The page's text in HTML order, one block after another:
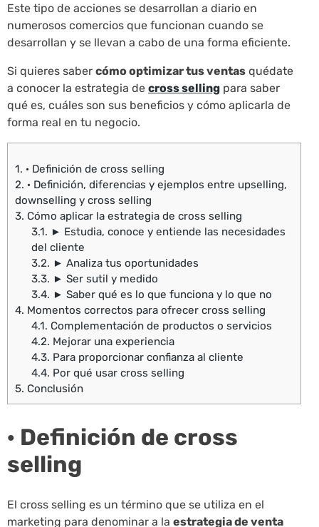
Este tipo de acciones se desarrollan a diario en
numerosos comercios que funcionan cuando se
desarrollan y se llevan a cabo de una forma eficiente.
Si quieres saber cómo optimizar tus ventas quédate
a conocer la estrategia de cross selling para saber
qué es, cuáles son sus beneficios y cómo aplicarla de
forma real en tu negocio.
1. · Definición de cross selling
2. · Definición, diferencias y ejemplos entre upselling,
downselling y cross selling
3. Cómo aplicar la estrategia de cross selling
3.1. ► Estudia, conoce y entiende las necesidades
del cliente
3.2. ► Analiza tus oportunidades
3.3. ► Ser sutil y medido
3.4. ► Saber qué es lo que funciona y lo que no
4. Momentos correctos para ofrecer cross selling
4.1. Complementación de productos o servicios
4.2. Mejorar una experiencia
4.3. Para proporcionar confianza al cliente
4.4. Por qué usar cross selling
5. Conclusión
· Definición de cross
selling
El cross selling es un término que se utiliza en el
marketing para denominar a la estrategia de venta